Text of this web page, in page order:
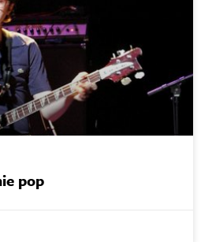
pop